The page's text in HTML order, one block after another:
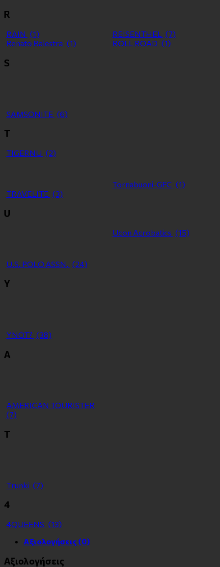
R
RAIN (1) REISENTHEL (7)
Renato Balestra (1) ROLL ROAD (1)
S
SAMSONITE (6)
T
TIGERNU (2)
Tornabuoni-GFC (1)
TRAVELITE (3)
U
U.S. POLO ASSN. (24)
Ucon Acrobatics (15)
Y
YNOT? (38)
Α
ΑMERICAN TOURISTER
(7)
Τ
Τrunki (7)
4
4QUEENS (13)
Αξιολογήσεις (0)
Αξιολογήσεις